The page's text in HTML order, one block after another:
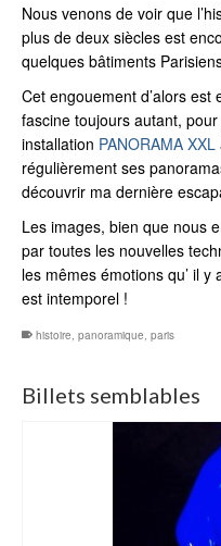
Nous venons de voir que
plus de deux siècles est
quelques bâtiments
Cet engouement d’alors
fascine toujours autant,
installation PANORAMA XXL
régulièrement ses
découvrir ma dernière
Les images, bien que nous
par toutes les nouvelles
les mêmes émotions qu’ il y
est intemporel !
histoire, panoramique, paris
Billets semblables